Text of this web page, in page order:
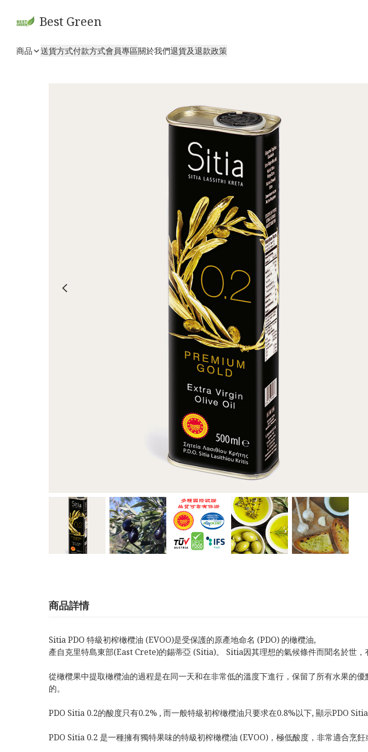
Best Green
商品 送貨方式付款方式會員專區關於我們退貨及退款政策
商品詳情
Sitia PDO 特級初榨橄欖油 (EVOO)是受保護的原產地命名 (PDO) 的橄欖油,
產自克里特島東部(East Crete)的錫蒂亞 (Sitia)。 Sitia因其理想的氣候條件而聞名於世，
從橄欖果中提取橄欖油的過程是在同一天和在非常低的溫度下進行，保留了所有水果的
的。
PDO Sitia 0.2的酸度只有0.2% , 而一般特級初榨橄欖油只要求在0.8%以下, 顯示PDO
PDO Sitia 0.2 是一種擁有獨特果味的特級初榨橄欖油 (EVOO)，極低酸度，非常適合烹飪